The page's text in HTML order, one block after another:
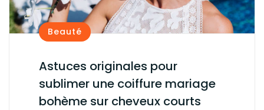
Beauté
Astuces originales pour
sublimer une coiffure mariage
bohème sur cheveux courts